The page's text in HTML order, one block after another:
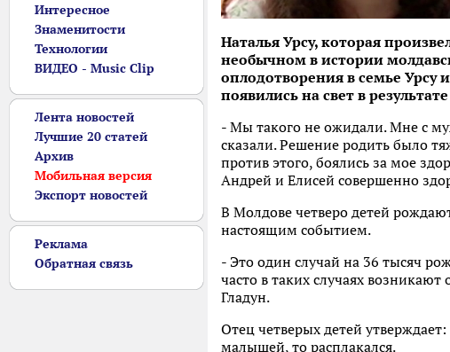
Интересное
Знаменитости
Технологии
ВИДЕО - Music Clip
Лента новостей
Лучшие 20 статей
Архив
Мобильная версия
Экспорт новостей
Реклама
Обратная связь
Наталья Урсу, которая
необычном в истории
оплодотворения в семье Урсу
появились на свет в
- Мы такого не ожидали. Мне с
сказали. Решение родить было
против этого, боялись за мое
Андрей и Елисей совершенно
В Молдове четверо детей
настоящим событием.
- Это один случай на 36 тысяч
часто в таких случаях
Гладун.
Отец четверых детей
малышей, то расплакался.